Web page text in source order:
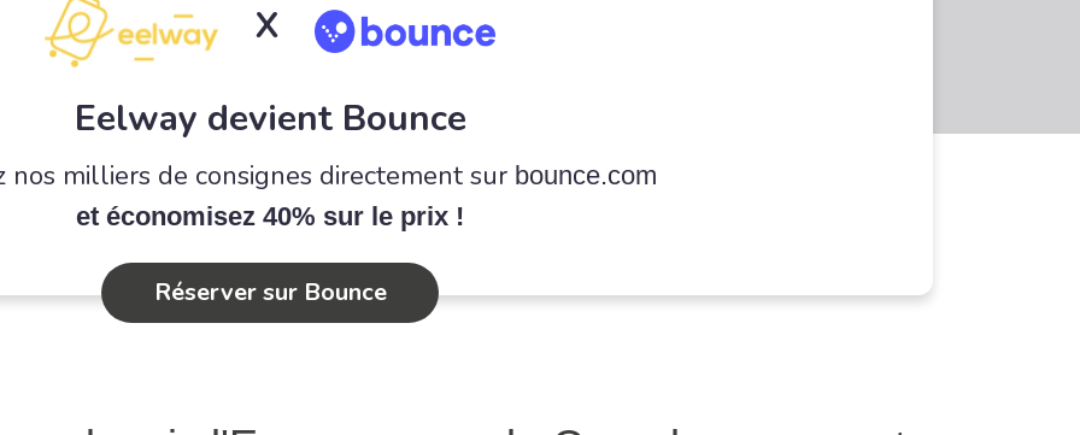
X
Eelway devient Bounce
nos milliers de consignes directement sur bounce.com
et économisez 40% sur le prix !
Réserver sur Bounce